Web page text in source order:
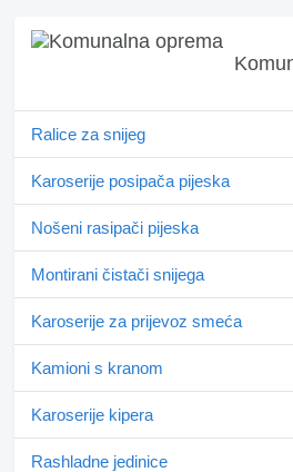
Ralice za snijeg
Karoserije posipača pijeska
Nošeni rasipači pijeska
Montirani čistači snijega
Karoserije za prijevoz smeća
Kamioni s kranom
Karoserije kipera
Rashladne jedinice